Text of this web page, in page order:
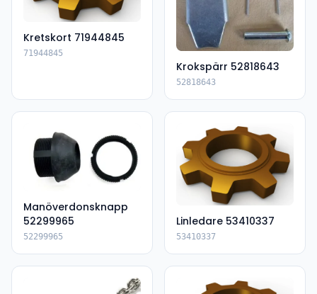
Kretskort 71944845
71944845
Krokspärr 52818643
52818643
Manöverdonsknapp
52299965
52299965
Linledare 53410337
53410337